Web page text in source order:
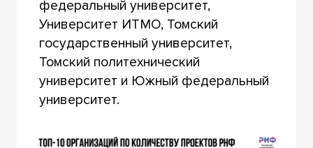
федеральный университет,
Университет ИТМО, Томский
государственный университет,
Томский политехнический
университет и Южный федеральный
университет.